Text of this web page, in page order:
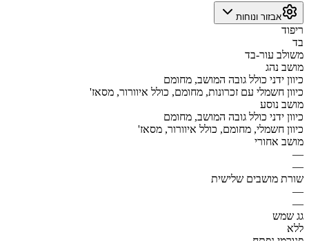
אבזור ונוחות
ריפוד
בד
משולב עור-בד
מושב נהג
כיוון ידני כולל גובה המושב, מחומם
כיוון חשמלי עם זכרונות, מחומם, כולל איוורור, מסאז'
מושב נוסע
כיוון ידני כולל גובה המושב, מחומם
כיוון חשמלי, מחומם, כולל איוורור, מסאז'
מושב אחורי
—
—
שורת מושבים שלישית
—
—
גג שמש
ללא